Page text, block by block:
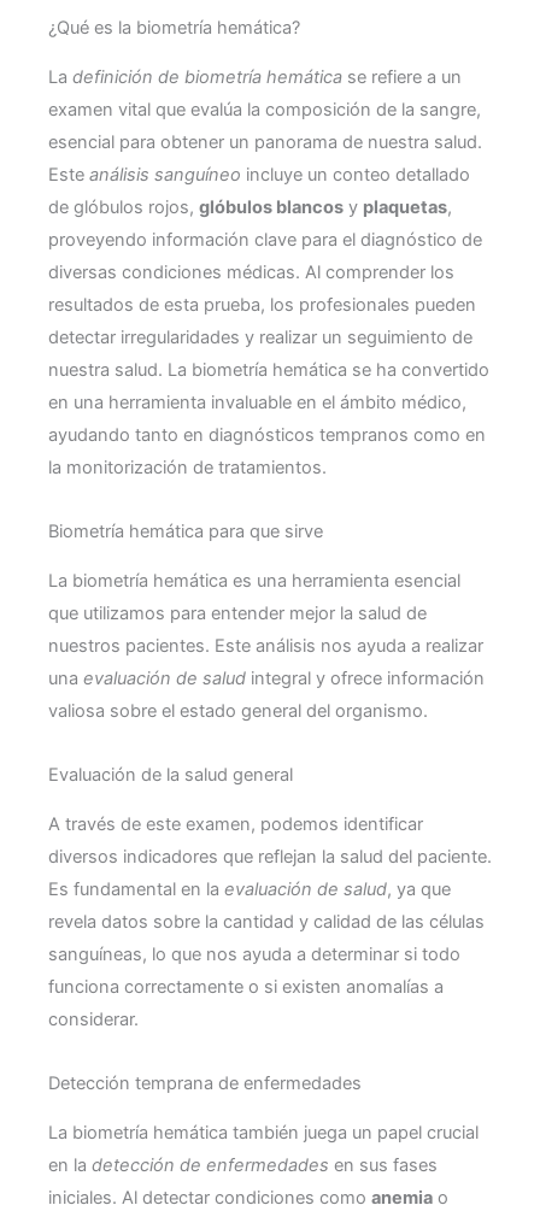
¿Qué es la biometría hemática?
La definición de biometría hemática se refiere a un
examen vital que evalúa la composición de la sangre,
esencial para obtener un panorama de nuestra salud.
Este análisis sanguíneo incluye un conteo detallado
de glóbulos rojos, glóbulos blancos y plaquetas,
proveyendo información clave para el diagnóstico de
diversas condiciones médicas. Al comprender los
resultados de esta prueba, los profesionales pueden
detectar irregularidades y realizar un seguimiento de
nuestra salud. La biometría hemática se ha convertido
en una herramienta invaluable en el ámbito médico,
ayudando tanto en diagnósticos tempranos como en
la monitorización de tratamientos.
Biometría hemática para que sirve
La biometría hemática es una herramienta esencial
que utilizamos para entender mejor la salud de
nuestros pacientes. Este análisis nos ayuda a realizar
una evaluación de salud integral y ofrece información
valiosa sobre el estado general del organismo.
Evaluación de la salud general
A través de este examen, podemos identificar
diversos indicadores que reflejan la salud del paciente.
Es fundamental en la evaluación de salud, ya que
revela datos sobre la cantidad y calidad de las células
sanguíneas, lo que nos ayuda a determinar si todo
funciona correctamente o si existen anomalías a
considerar.
Detección temprana de enfermedades
La biometría hemática también juega un papel crucial
en la detección de enfermedades en sus fases
iniciales. Al detectar condiciones como anemia o